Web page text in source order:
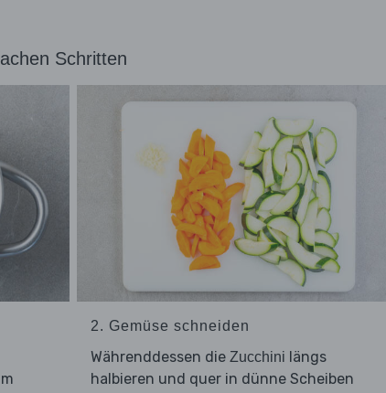
Schritten
2. Gemüse schneiden
Währenddessen die Zucchini längs
halbieren und quer in dünne Scheiben